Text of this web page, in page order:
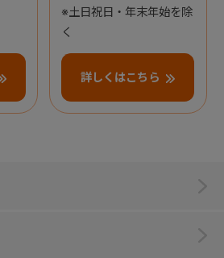
※土日祝日・年末年始を除
く
詳しくはこちら